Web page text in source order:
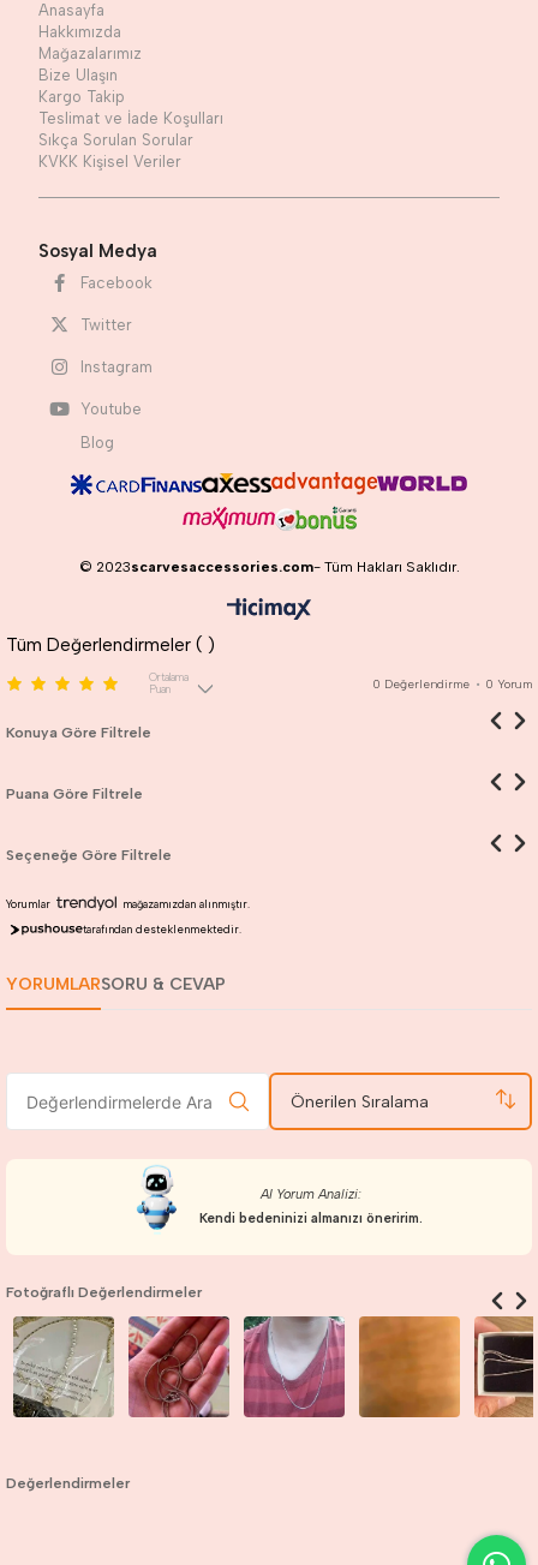
Anasayfa
Hakkımızda
Mağazalarımız
Bize Ulaşın
Kargo Takip
Teslimat ve İade Koşulları
Sıkça Sorulan Sorular
KVKK Kişisel Veriler
Sosyal Medya
Facebook
Twitter
Instagram
Youtube
Blog
© 2023scarvesaccessories.com- Tüm Hakları Saklıdır.
Tüm Değerlendirmeler ( )
Ortalama
Puan
0 Değerlendirme • 0 Yorum
Konuya Göre Filtrele
Puana Göre Filtrele
Seçeneğe Göre Filtrele
Yorumlar
mağazamızdan alınmıştır.
tarafından desteklenmektedir.
YORUMLARSORU & CEVAP
Önerilen Sıralama
AI Yorum Analizi:
Kendi bedeninizi almanızı öneririm.
Fotoğraflı Değerlendirmeler
Değerlendirmeler